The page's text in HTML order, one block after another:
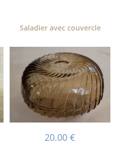
Saladier avec couvercle
20.00€